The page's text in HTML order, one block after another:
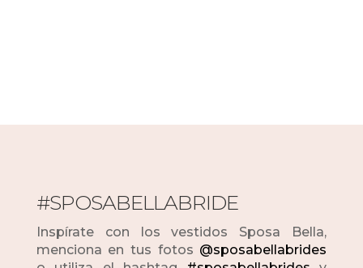
#SPOSABELLABRIDE
Inspírate con los vestidos Sposa Bella,
menciona en tus fotos @sposabellabrides